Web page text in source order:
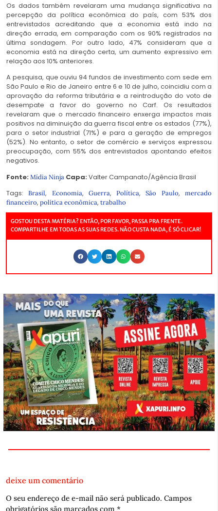
Os dados também revelaram uma mudança significativa na
percepção da política econômica do país, com 53% dos
entrevistados acreditando que a economia está indo na
direção errada, em comparação com os 90% registrados na
última sondagem. Por outro lado, 47% consideram que a
economia está na direção certa, um aumento expressivo em
relação aos 10% anteriores.
A pesquisa, que ouviu 94 fundos de investimento com sede em
São Paulo e Rio de Janeiro entre 6 e 10 de julho, coincidiu com a
aprovação da reforma tributária e a reintrodução do voto de
desempate a favor do governo no Carf. Os resultados
revelaram que o mercado financeiro enxerga impactos mais
positivos na diminuição da guerra fiscal entre os estados (77%),
para o setor industrial (71%) e para a geração de empregos
(52%). No entanto, o setor de comércio e serviços expressou
preocupação, com 55% dos entrevistados apontando efeitos
negativos.
Fonte: Mídia Ninja Capa: Valter Campanato/Agência Brasil
Tags:Brasil, Economia, Guerra,Política,São Paulo,mercado
financeiro, política econômica, trabalho
GOSTOU DESTA MATÉRIA? ENTÃO, POR FAVOR, PASSA PRA FRENTE.
COMPARTILHE EM TODAS AS SUAS REDES. NÃO CUSTA NADA, É SÓ CLICAR!
deixe um comentário
O seu endereço de e-mail não será publicado. Campos
obrigatórios são marcados com *